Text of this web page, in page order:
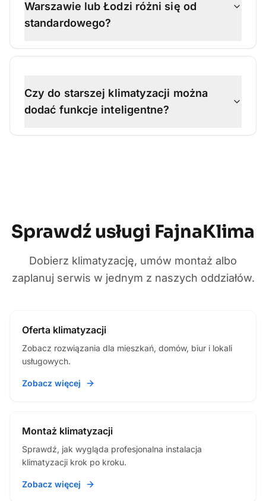
Warszawie lub Łodzi różni się od
standardowego?
Czy do starszej klimatyzacji można
dodać funkcje inteligentne?
Sprawdź usługi FajnaKlima
Dobierz klimatyzację, umów montaż albo
zaplanuj serwis w jednym z naszych oddziałów.
Oferta klimatyzacji
Zobacz rozwiązania dla mieszkań, domów, biur i lokali
usługowych.
Zobacz więcej
Montaż klimatyzacji
Sprawdź, jak wygląda profesjonalna instalacja
klimatyzacji krok po kroku.
Zobacz więcej